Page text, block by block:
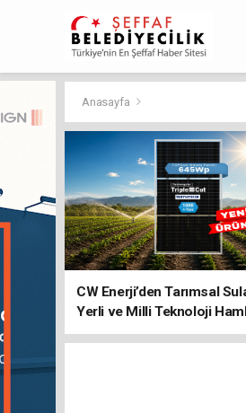
Anasayfa
CW Enerji’den Tarımsal
Yerli ve Milli Teknoloji